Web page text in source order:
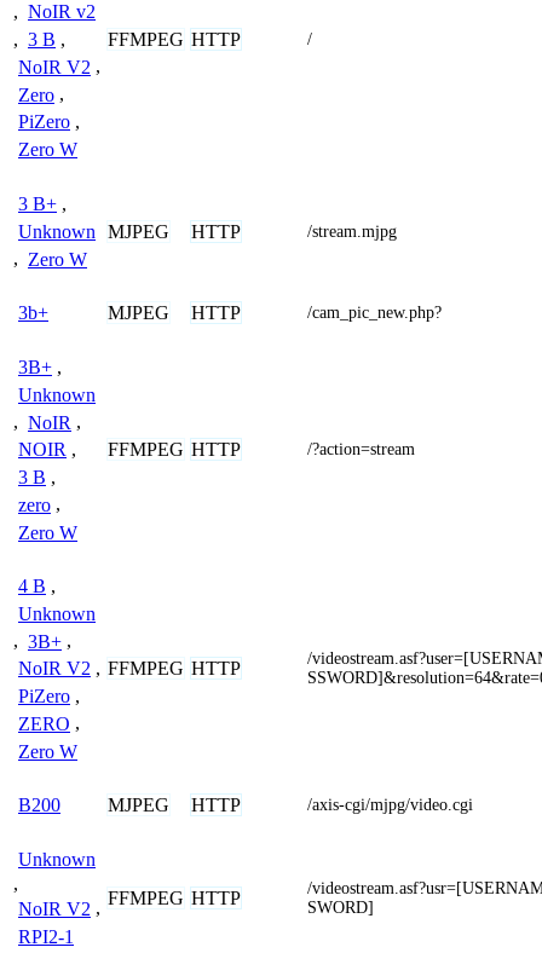
, NoIR v2
, 3 B ,
NoIR V2 ,
Zero ,
PiZero ,
Zero W
FFMPEG HTTP /
3 B+ ,
Unknown
, Zero W
MJPEG HTTP /stream.mjpg
3b+ MJPEG HTTP /cam_pic_new.php?
3B+ ,
Unknown
, NoIR ,
NOIR ,
3 B ,
zero ,
Zero W
FFMPEG HTTP /?action=stream
4 B ,
Unknown
, 3B+ ,
NoIR V2 ,
PiZero ,
ZERO ,
Zero W
FFMPEG HTTP
/
B200 MJPEG HTTP /axis-cgi/mjpg/video.cgi
Unknown
,
NoIR V2 ,
RPI2-1
FFMPEG HTTP
/
SWORD]